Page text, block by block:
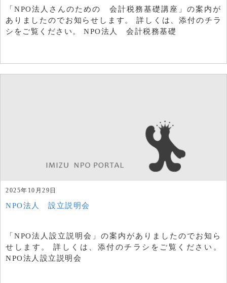
「NPO法人さんのための 会計税務基礎講座」の案内が
ありましたのでお知らせします。 詳しくは、添付のチラ
シをご覧ください。 NPO法人 会計税務基礎
2025年10月29日
NPO法人 設立説明会
「NPO法人設立説明会」の案内がありましたのでお知ら
せします。 詳しくは、添付のチラシをご覧ください。
NPO法人設立説明会